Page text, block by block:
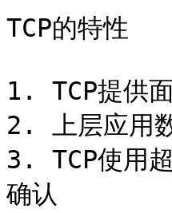
TCP的特性
1. TCP提供
2. 上层应用
3. TCP使用
确认